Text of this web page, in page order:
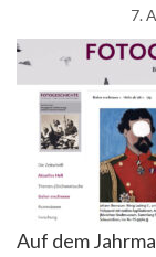
7.
Auf dem